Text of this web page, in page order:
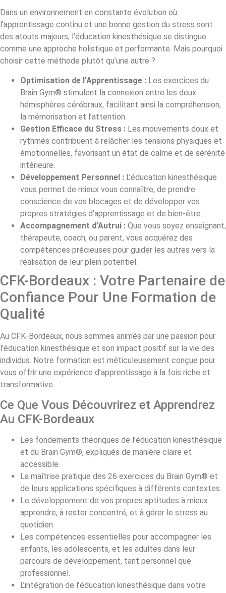
Dans un environnement en constante évolution où
l’apprentissage continu et une bonne gestion du stress sont
des atouts majeurs, l’éducation kinesthésique se distingue
comme une approche holistique et performante. Mais pourquoi
choisir cette méthode plutôt qu’une autre ?
Optimisation de l’Apprentissage : Les exercices du
Brain Gym® stimulent la connexion entre les deux
hémisphères cérébraux, facilitant ainsi la compréhension,
la mémorisation et l’attention.
Gestion Efficace du Stress : Les mouvements doux et
rythmés contribuent à relâcher les tensions physiques et
émotionnelles, favorisant un état de calme et de sérénité
intérieure.
Développement Personnel : L’éducation kinesthésique
vous permet de mieux vous connaître, de prendre
conscience de vos blocages et de développer vos
propres stratégies d’apprentissage et de bien-être.
Accompagnement d’Autrui : Que vous soyez enseignant,
thérapeute, coach, ou parent, vous acquérez des
compétences précieuses pour guider les autres vers la
réalisation de leur plein potentiel.
CFK-Bordeaux : Votre Partenaire de
Confiance Pour Une Formation de
Qualité
Au CFK-Bordeaux, nous sommes animés par une passion pour
l’éducation kinesthésique et son impact positif sur la vie des
individus. Notre formation est méticuleusement conçue pour
vous offrir une expérience d’apprentissage à la fois riche et
transformative.
Ce Que Vous Découvrirez et Apprendrez
Au CFK-Bordeaux
Les fondements théoriques de l’éducation kinesthésique
et du Brain Gym®, expliqués de manière claire et
accessible.
La maîtrise pratique des 26 exercices du Brain Gym® et
de leurs applications spécifiques à différents contextes.
Le développement de vos propres aptitudes à mieux
apprendre, à rester concentré, et à gérer le stress au
quotidien.
Les compétences essentielles pour accompagner les
enfants, les adolescents, et les adultes dans leur
parcours de développement, tant personnel que
professionnel.
L’intégration de l’éducation kinesthésique dans votre